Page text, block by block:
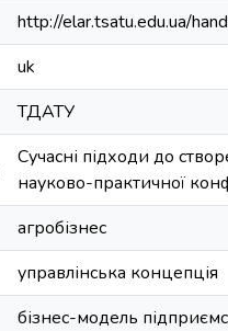
http://elar.tsatu.edu.ua/
uk
ТДАТУ
Сучасні підходи до
науково-практичної
агробізнес
управлінська концепція
бізнес-модель